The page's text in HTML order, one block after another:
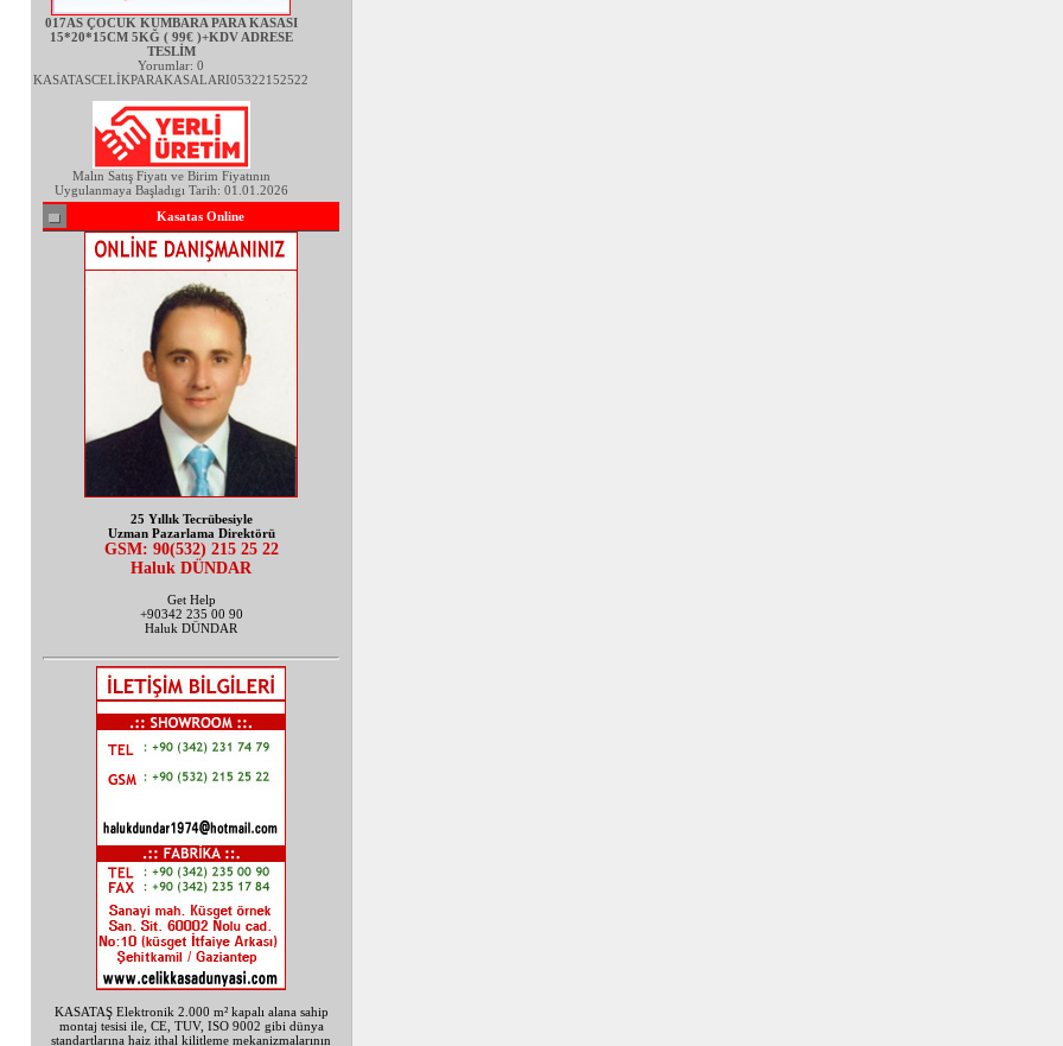
017AS ÇOCUK KUMBARA PARA KASASI
15*20*15CM 5KĞ ( 99€ )+KDV ADRESE
TESLİM
Yorumlar: 0
KASATASCELİKPARAKASALARI05322152522
Malın Satış Fiyatı ve Birim Fiyatının
Uygulanmaya Başladıgı Tarih: 01.01.2026
Kasatas Online
25 Yıllık Tecrübesiyle
Uzman Pazarlama Direktörü
GSM: 90(532) 215 25 22
Haluk DÜNDAR
Get Help
+90342 235 00 90
Haluk DÜNDAR
KASATAŞ Elektronik 2.000 m² kapalı alana sahip
montaj tesisi ile, CE, TUV, ISO 9002 gibi dünya
standartlarına haiz ithal kilitleme mekanizmalarının